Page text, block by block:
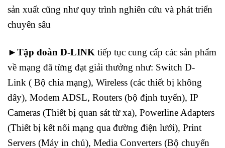
sản xuất cũng như quy trình nghiên cứu và phát triển
chuyên sâu
►Tập đoàn D-LINK tiếp tục cung cấp các sản phẩm
về mạng đã từng đạt giải thưởng như: Switch D-
Link ( Bộ chia mạng), Wireless (các thiết bị không
dây), Modem ADSL, Routers (bộ định tuyến), IP
Cameras (Thiết bị quan sát từ xa), Powerline Adapters
(Thiết bị kết nối mạng qua đường điện lưới), Print
Servers (Máy in chủ), Media Converters (Bộ chuyển